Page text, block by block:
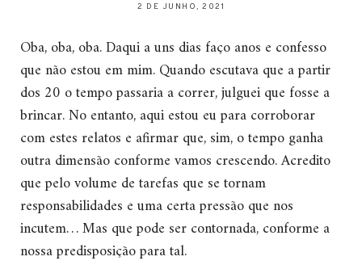
2 DE JUNHO, 2021
Oba, oba, oba. Daqui a uns dias faço anos e confesso
que não estou em mim. Quando escutava que a partir
dos 20 o tempo passaria a correr, julguei que fosse a
brincar. No entanto, aqui estou eu para corroborar
com estes relatos e afirmar que, sim, o tempo ganha
outra dimensão conforme vamos crescendo. Acredito
que pelo volume de tarefas que se tornam
responsabilidades e uma certa pressão que nos
incutem… Mas que pode ser contornada, conforme a
nossa predisposição para tal.